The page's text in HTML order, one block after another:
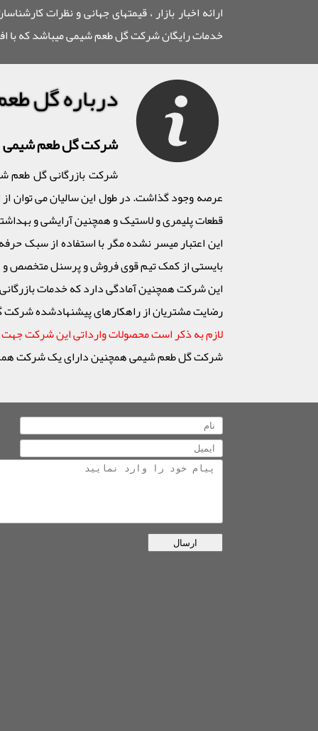
ارائه اخبار بازار ، قیمتهای جهانی و نظرات
خدمات رایگان شرکت گل طعم شیمی میباشد که با
درباره گل
شرکت گل طعم شیمی
عرصه وجود گذاشت. در طول این سالیان می توان
قطعات پلیمری و لاستیک و همچنین آرایشی و
این اعتبار میسر نشده مگر با استفاده از سبک
بایستی از کمک تیم قوی فروش و پرسنل متخصص و
این شرکت همچنین آمادگی دارد که خدمات
رضایت مشتریان از راهکارهای پیشنهادشده شرکت گل طعم شیمی پاداش
لازم به ذکر است محصولات وارداتی این شرکت
شرکت گل طعم شیمی همچنین دارای یک شرکت